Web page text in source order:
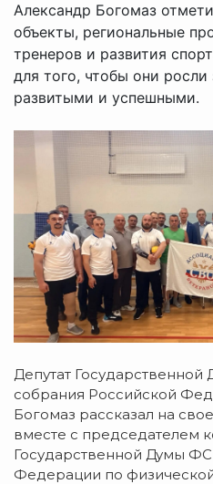
Александр Богомаз
объекты, региональные
тренеров и развития
для того, чтобы они
развитыми и успешными.
Депутат
собрания Российской
Богомаз рассказал на
вместе с председателем
Государственной Думы
Федерации по физической